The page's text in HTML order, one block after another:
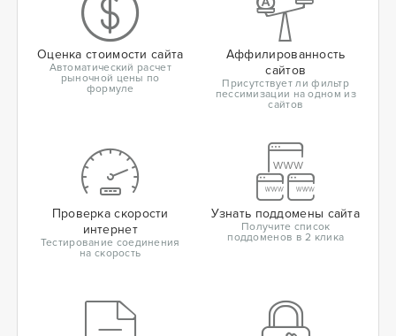
Оценка стоимости сайта
Автоматический расчет
рыночной цены по
формуле
Аффилированность
сайтов
Присутствует ли фильтр
пессимизации на одном из
сайтов
Проверка скорости
интернет
Тестирование соединения
на скорость
Узнать поддомены сайта
Получите список
поддоменов в 2 клика